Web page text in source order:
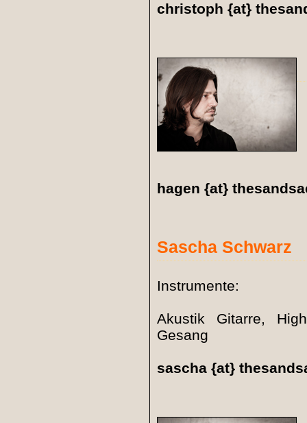
christoph {at}
hagen {at}
Sascha Schwarz
Instrumente:
Akustik Gitarre,
Gesang
sascha {at}